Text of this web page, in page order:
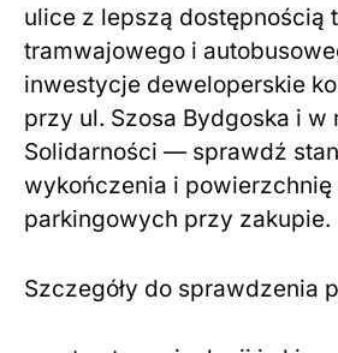
ulice z lepszą dostępnością
tramwajowego i
inwestycje deweloperskie
przy ul. Szosa Bydgoska i w
Solidarności — sprawdź
wykończenia i powierzchnię
parkingowych przy zakupie.
Szczegóły do sprawdzenia